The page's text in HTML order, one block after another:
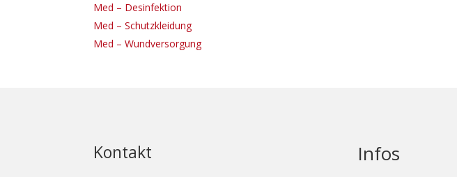
Med – Desinfektion
Med – Schutzkleidung
Med – Wundversorgung
Kontakt Infos